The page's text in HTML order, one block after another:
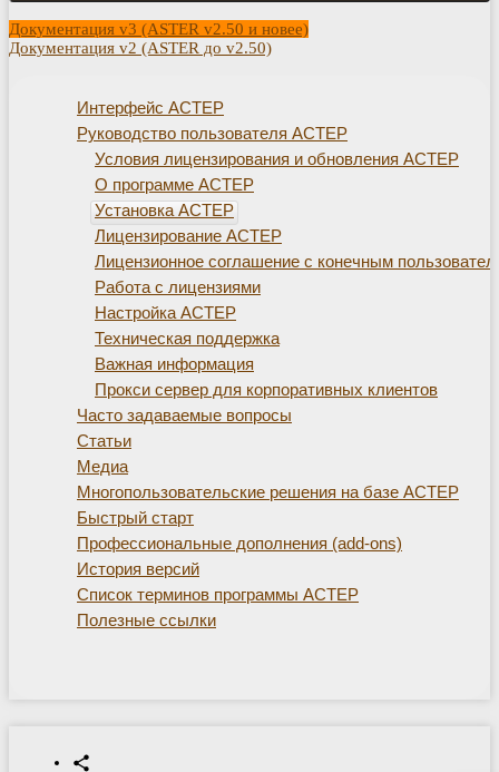
Документация v3 (ASTER v2.50 и новее)
Документация v2 (ASTER до v2.50)
Интерфейс АСТЕР
Руководство пользователя АСТЕР
Условия лицензирования и обновления АСТЕР
О программе АСТЕР
Установка АСТЕР
Лицензирование АСТЕР
Лицензионное соглашение с конечным
Работа с лицензиями
Настройка АСТЕР
Техническая поддержка
Важная информация
Прокси сервер для корпоративных клиентов
Часто задаваемые вопросы
Статьи
Медиа
Многопользовательские решения на базе АСТЕР
Быстрый старт
Профессиональные дополнения (add-ons)
История версий
Список терминов программы АСТЕР
Полезные ссылки